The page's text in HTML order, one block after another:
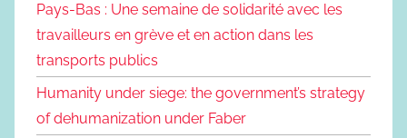
Pays-Bas : Une semaine de solidarité avec les
travailleurs en grève et en action dans les
transports publics
Humanity under siege: the government’s strategy
of dehumanization under Faber